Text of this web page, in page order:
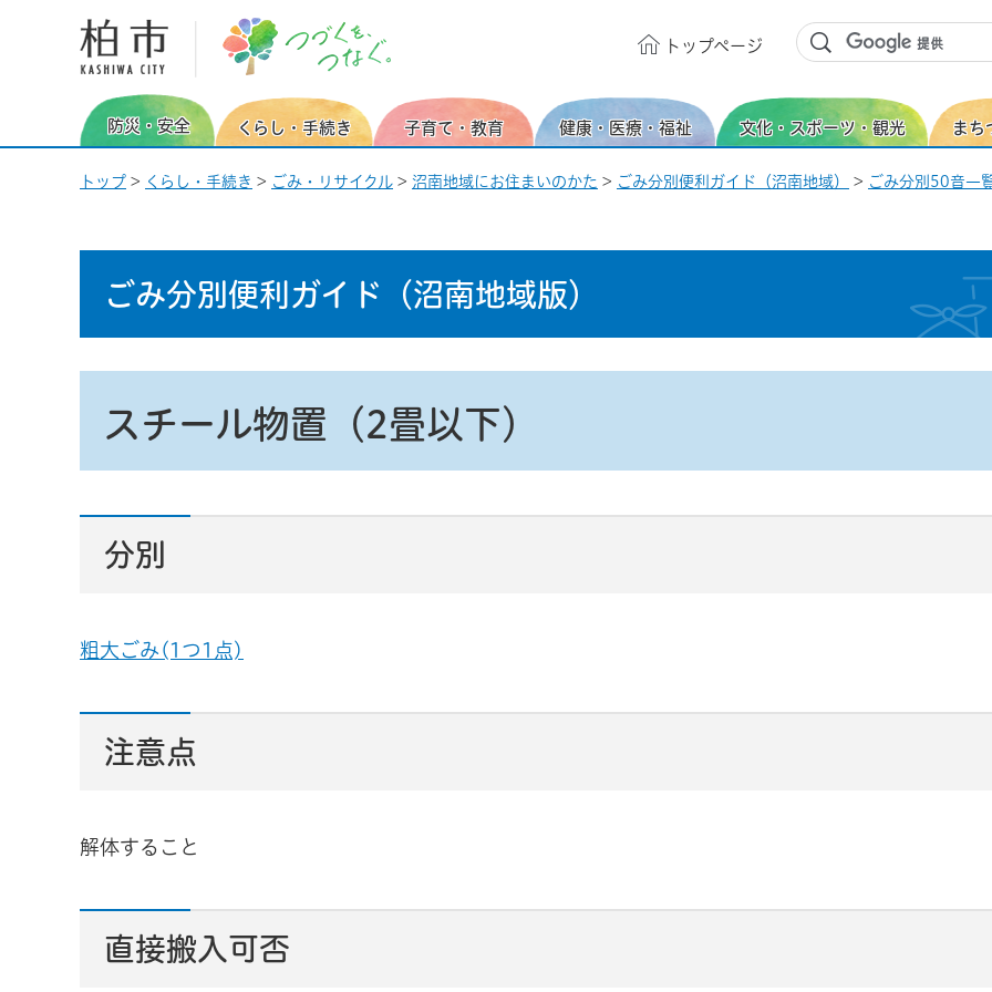
柏市 つづくを、つなぐ。
トップページ
防災・安全 くらし・手続き 子育て・教育 健康・医療・福祉 文化・スポーツ・観光 まち
トップ > くらし・手続き > ごみ・リサイクル > 沼南地域にお住まいのかた > ごみ分別便利ガイド（沼南地域） > ごみ分別50音一
ごみ分別便利ガイド （沼南地域版）
スチール物置（2畳以下）
分別
粗大ごみ(1つ1点)
注意点
解体すること
直接搬入可否